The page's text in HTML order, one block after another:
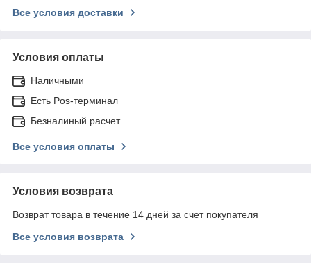
Все условия доставки
Условия оплаты
Наличными
Есть Pos-терминал
Безналиный расчет
Все условия оплаты
Условия возврата
Возврат товара в течение 14 дней за счет покупателя
Все условия возврата